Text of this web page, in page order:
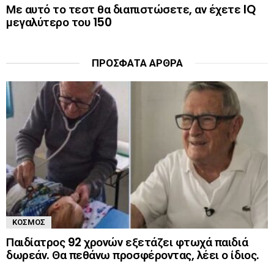
Με αυτό το τεστ θα διαπιστώσετε, αν έχετε IQ
μεγαλύτερο του 150
ΠΡΌΣΦΑΤΑ ΆΡΘΡΑ
ΚΌΣΜΟΣ
Παιδίατρος 92 χρονών εξετάζει φτωχά παιδιά
δωρεάν. Θα πεθάνω προσφέροντας, λέει ο ίδιος.